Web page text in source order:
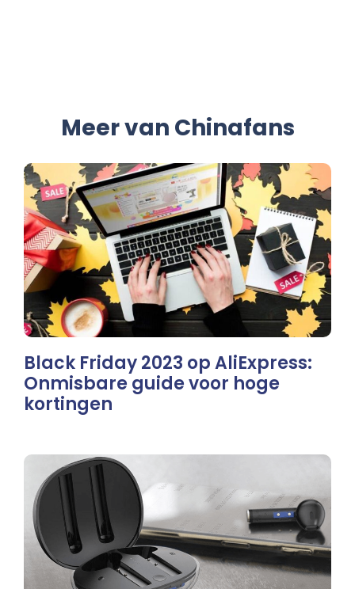
Meer van Chinafans
Black Friday 2023 op AliExpress:
Onmisbare guide voor hoge
kortingen